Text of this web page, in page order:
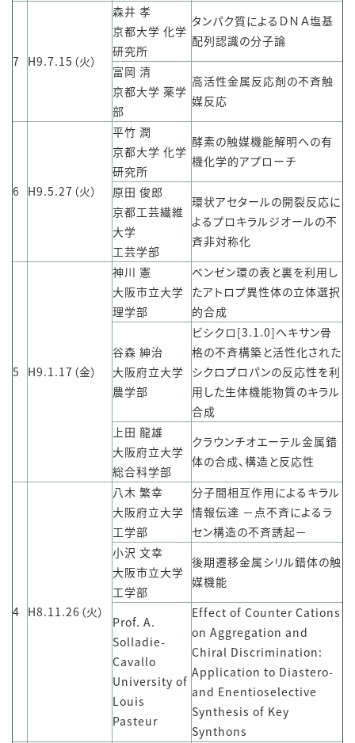
7 H9.7.15（火）
森井 孝
京都大学 化学
研究所
タンパク質によるＤＮＡ塩基
配列認識の分子論
富岡 清
京都大学 薬学
部
高活性金属反応剤の不斉触
媒反応
6 H9.5.27（火）
平竹 潤
京都大学 化学
研究所
酵素の触媒機能解明への有
機化学的アプローチ
原田 俊郎
京都工芸繊維
大学
工芸学部
環状アセタールの開裂反応に
よるプロキラルジオールの不
斉非対称化
5 H9.1.17（金）
神川 憲
大阪市立大学
理学部
ベンゼン環の表と裏を利用し
たアトロプ異性体の立体選択
的合成
谷森 紳治
大阪府立大学
農学部
ビシクロ[3.1.0]ヘキサン骨
格の不斉構築と活性化された
シクロプロパンの反応性を利
用した生体機能物質のキラル
合成
上田 龍雄
大阪府立大学
総合科学部
クラウンチオエーテル金属錯
体の合成、構造と反応性
4 H8.11.26（火）
八木 繁幸
大阪府立大学
工学部
分子間相互作用によるキラル
情報伝達 －点不斉によるラ
セン構造の不斉誘起－
小沢 文幸
大阪市立大学
工学部
後期遷移金属シリル錯体の触
媒機能
Prof. A.
Solladie-
Cavallo
University of
Louis
Pasteur
Effect of Counter Cations
on Aggregation and
Chiral Discrimination:
Application to Diastero-
and Enentioselective
Synthesis of Key
Synthons